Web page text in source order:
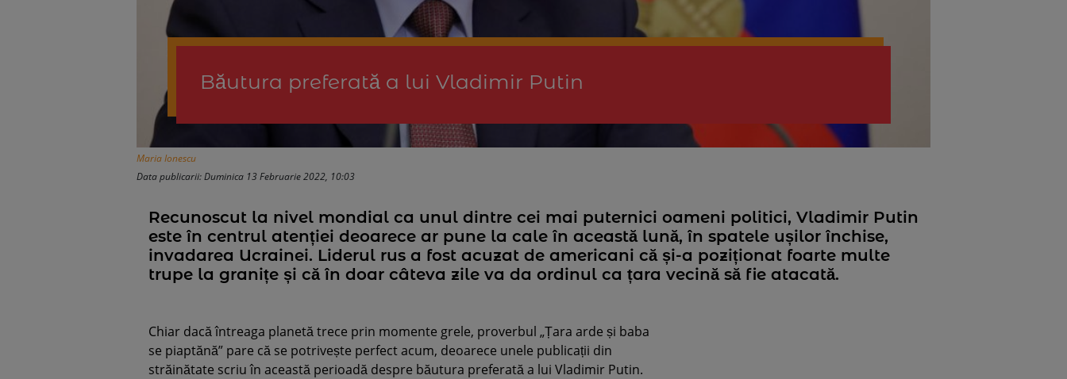
Băutura preferată a lui Vladimir Putin
Maria Ionescu
Data publicarii: Duminica 13 Februarie 2022, 10:03
Recunoscut la nivel mondial ca unul dintre cei mai puternici oameni politici, Vladimir Putin
este în centrul atenției deoarece ar pune la cale în această lună, în spatele ușilor închise,
invadarea Ucrainei. Liderul rus a fost acuzat de americani că și-a poziționat foarte multe
trupe la granițe și că în doar câteva zile va da ordinul ca țara vecină să fie atacată.
Chiar dacă întreaga planetă trece prin momente grele, proverbul „Țara arde și baba
se piaptănă” pare că se potrivește perfect acum, deoarece unele publicații din
străinătate scriu în această perioadă despre băutura preferată a lui Vladimir Putin.